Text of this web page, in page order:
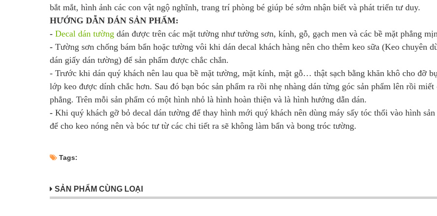
bắt mắt, hình ảnh các con vật ngộ nghĩnh, trang trí phòng bé giúp bé sớm nhận biết và phát triển tư duy.
HƯỚNG DẪN DÁN SẢN PHẨM:
- Decal dán tường dán được trên các mặt tường như tường sơn, kính, gỗ, gạch men và các bề mặt phẳng
- Tường sơn chống bám bẩn hoặc tường vôi khi dán decal khách hàng nên cho thêm keo sữa (Keo chuyên
dán giấy dán tường) để sản phẩm được chắc chắn.
- Trước khi dán quý khách nên lau qua bề mặt tường, mặt kính, mặt gỗ… thật sạch bằng khăn khô cho đỡ
lớp keo được dính chắc hơn. Sau đó bạn bóc sản phẩm ra rồi nhẹ nhàng dán từng góc sản phẩm lên rồi miết
phẳng. Trên mỗi sản phẩm có một hình nhỏ là hình hoàn thiện và là hình hướng dẫn dán.
- Khi quý khách gỡ bỏ decal dán tường để thay hình mới quý khách nên dùng máy sấy tóc thổi vào hình sản
để cho keo nóng nên và bóc tư từ các chi tiết ra sẽ không làm bẩn và bong tróc tường.
Tags:
SẢN PHẨM CÙNG LOẠI